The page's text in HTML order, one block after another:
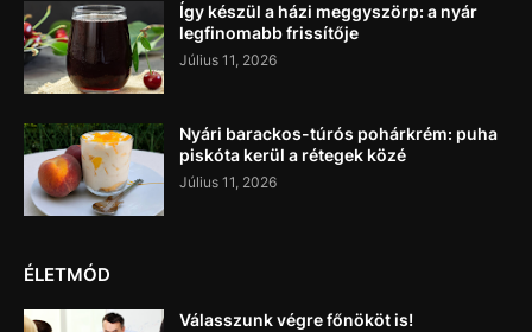
Így készül a házi meggyszörp: a nyár
legfinomabb frissítője
Július 11, 2026
Nyári barackos-túrós pohárkrém: puha
piskóta kerül a rétegek közé
Július 11, 2026
ÉLETMÓD
Válasszunk végre főnököt is!